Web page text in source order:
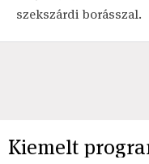
szekszárdi borásszal.
Kiemelt